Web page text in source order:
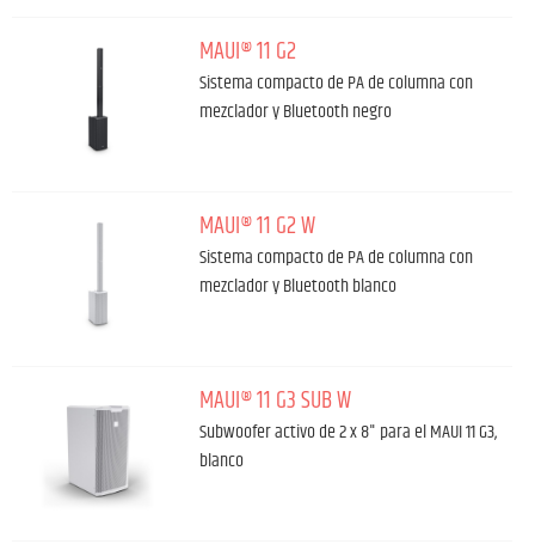
MAUI® 11 G2
Sistema compacto de PA de columna con
mezclador y Bluetooth negro
MAUI® 11 G2 W
Sistema compacto de PA de columna con
mezclador y Bluetooth blanco
MAUI® 11 G3 SUB W
Subwoofer activo de 2 x 8" para el MAUI 11 G3,
blanco